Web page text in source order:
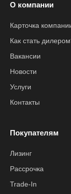
О компании
Карточка
Как стать
Вакансии
Новости
Услуги
Контакты
Покупателям
Лизинг
Рассрочка
Trade-In